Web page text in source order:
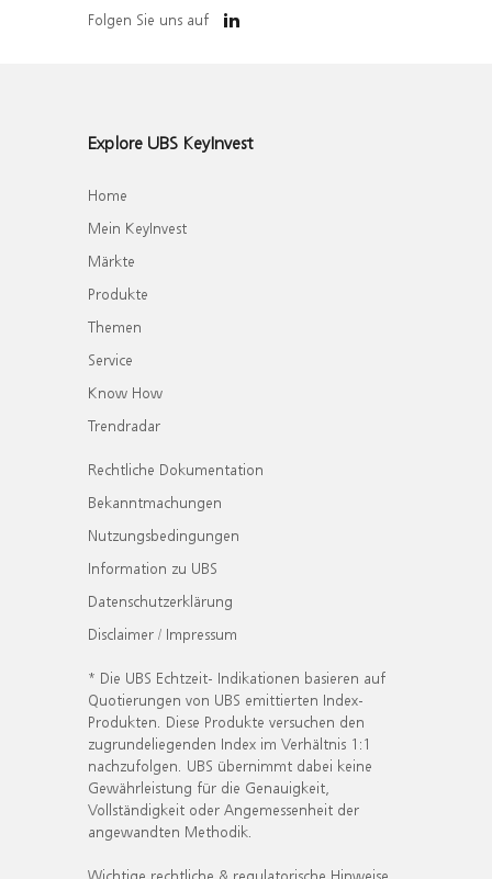
Folgen Sie uns auf
Explore UBS KeyInvest
Home
Mein KeyInvest
Märkte
Produkte
Themen
Service
Know How
Trendradar
Rechtliche Dokumentation
Bekanntmachungen
Nutzungsbedingungen
Information zu UBS
Datenschutzerklärung
Disclaimer / Impressum
* Die UBS Echtzeit- Indikationen basieren auf
Quotierungen von UBS emittierten Index-
Produkten. Diese Produkte versuchen den
zugrundeliegenden Index im Verhältnis 1:1
nachzufolgen. UBS übernimmt dabei keine
Gewährleistung für die Genauigkeit,
Vollständigkeit oder Angemessenheit der
angewandten Methodik.